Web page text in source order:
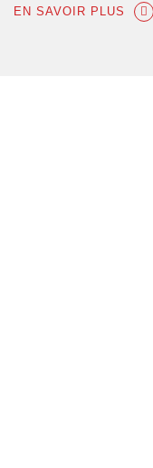
EN SAVOIR PLUS